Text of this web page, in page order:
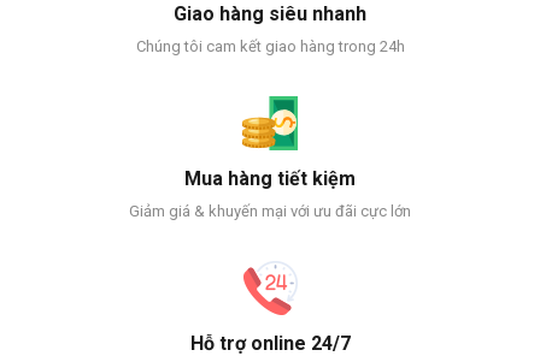
Giao hàng siêu nhanh
Chúng tôi cam kết giao hàng trong 24h
Mua hàng tiết kiệm
Giảm giá & khuyến mại với ưu đãi cực lớn
Hỗ trợ online 24/7